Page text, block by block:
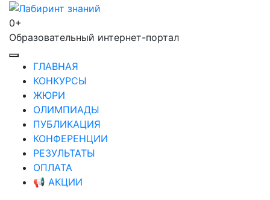
Перейти
содержимому
Enter)
Лабиринт знаний
0+
Образовательный интернет-портал
ГЛАВНАЯ
КОНКУРСЫ
ЖЮРИ
ОЛИМПИАДЫ
ПУБЛИКАЦИЯ
КОНФЕРЕНЦИИ
РЕЗУЛЬТАТЫ
ОПЛАТА
📢 АКЦИИ